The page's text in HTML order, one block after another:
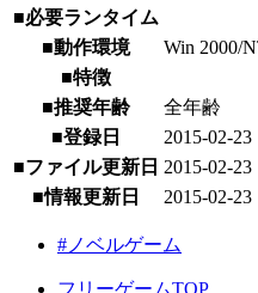
■必要ランタイム
■動作環境
Win 2000/
■特徴
■推奨年齢
全年齢
■登録日
2015-02-23
■ファイル更新日 2015-02-23
■情報更新日
2015-02-23
#ノベルゲーム
フリーゲームTOP